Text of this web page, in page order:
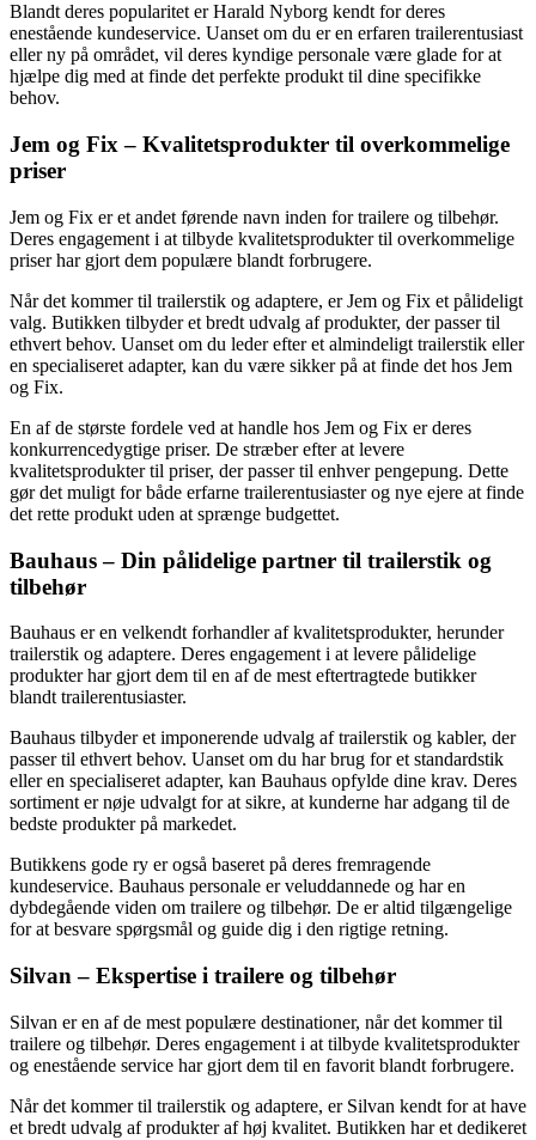
Blandt deres popularitet er Harald Nyborg kendt for deres
enestående kundeservice. Uanset om du er en erfaren trailerentusiast
eller ny på området, vil deres kyndige personale være glade for at
hjælpe dig med at finde det perfekte produkt til dine specifikke
behov.
Jem og Fix – Kvalitetsprodukter til overkommelige
priser
Jem og Fix er et andet førende navn inden for trailere og tilbehør.
Deres engagement i at tilbyde kvalitetsprodukter til overkommelige
priser har gjort dem populære blandt forbrugere.
Når det kommer til trailerstik og adaptere, er Jem og Fix et pålideligt
valg. Butikken tilbyder et bredt udvalg af produkter, der passer til
ethvert behov. Uanset om du leder efter et almindeligt trailerstik eller
en specialiseret adapter, kan du være sikker på at finde det hos Jem
og Fix.
En af de største fordele ved at handle hos Jem og Fix er deres
konkurrencedygtige priser. De stræber efter at levere
kvalitetsprodukter til priser, der passer til enhver pengepung. Dette
gør det muligt for både erfarne trailerentusiaster og nye ejere at finde
det rette produkt uden at sprænge budgettet.
Bauhaus – Din pålidelige partner til trailerstik og
tilbehør
Bauhaus er en velkendt forhandler af kvalitetsprodukter, herunder
trailerstik og adaptere. Deres engagement i at levere pålidelige
produkter har gjort dem til en af ​​de mest eftertragtede butikker
blandt trailerentusiaster.
Bauhaus tilbyder et imponerende udvalg af trailerstik og kabler, der
passer til ethvert behov. Uanset om du har brug for et standardstik
eller en specialiseret adapter, kan Bauhaus opfylde dine krav. Deres
sortiment er nøje udvalgt for at sikre, at kunderne har adgang til de
bedste produkter på markedet.
Butikkens gode ry er også baseret på deres fremragende
kundeservice. Bauhaus personale er veluddannede og har en
dybdegående viden om trailere og tilbehør. De er altid tilgængelige
for at besvare spørgsmål og guide dig i den rigtige retning.
Silvan – Ekspertise i trailere og tilbehør
Silvan er en af de mest populære destinationer, når det kommer til
trailere og tilbehør. Deres engagement i at tilbyde kvalitetsprodukter
og enestående service har gjort dem til en favorit blandt forbrugere.
Når det kommer til trailerstik og adaptere, er Silvan kendt for at have
et bredt udvalg af produkter af høj kvalitet. Butikken har et dedikeret